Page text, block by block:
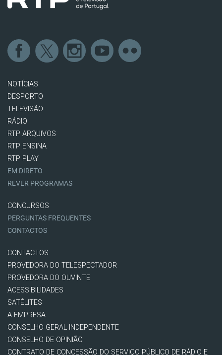
NOTÍCIAS
DESPORTO
TELEVISÃO
RÁDIO
RTP ARQUIVOS
RTP ENSINA
RTP PLAY
EM DIRETO
REVER PROGRAMAS
CONCURSOS
PERGUNTAS FREQUENTES
CONTACTOS
CONTACTOS
PROVEDORA DO TELESPECTADOR
PROVEDORA DO OUVINTE
ACESSIBILIDADES
SATÉLITES
A EMPRESA
CONSELHO GERAL INDEPENDENTE
CONSELHO DE OPINIÃO
CONTRATO DE CONCESSÃO DO SERVIÇO PÚBLICO DE RÁDIO E